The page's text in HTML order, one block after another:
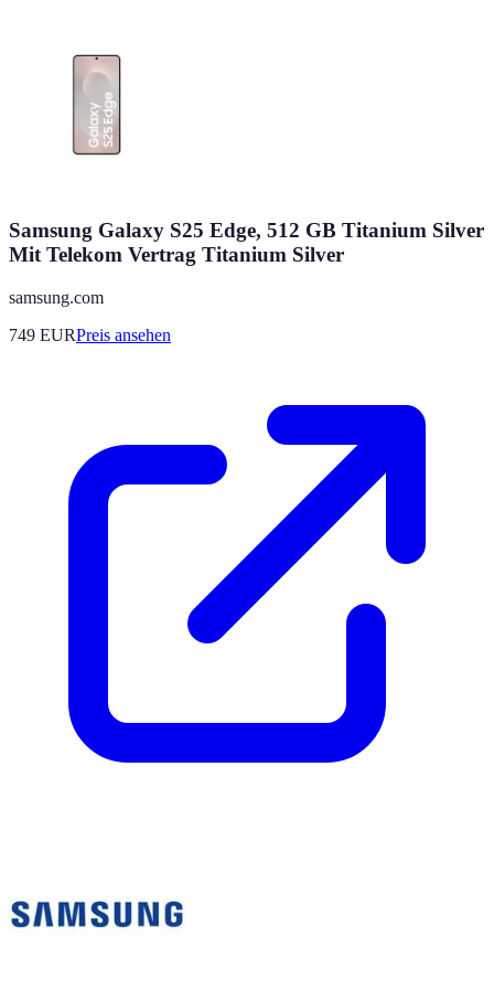
Samsung Galaxy S25 Edge, 512 GB Titanium Silver
Mit Telekom Vertrag Titanium Silver
samsung.com
749 EURPreis ansehen